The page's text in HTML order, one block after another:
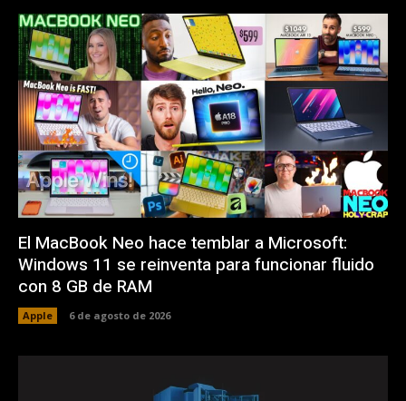
El MacBook Neo hace temblar a Microsoft:
Windows 11 se reinventa para funcionar fluido
con 8 GB de RAM
Apple 6 de agosto de 2026